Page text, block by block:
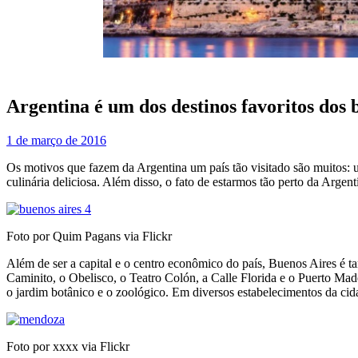
Argentina é um dos destinos favoritos dos
1 de março de 2016
Os motivos que fazem da Argentina um país tão visitado são muitos:
culinária deliciosa. Além disso, o fato de estarmos tão perto da
Foto por Quim Pagans via Flickr
Além de ser a capital e o centro econômico do país, Buenos Aires é
Caminito, o Obelisco, o Teatro Colón, a Calle Florida e o Puerto
o jardim botânico e o zoológico. Em diversos estabelecimentos da
Foto por xxxx via Flickr